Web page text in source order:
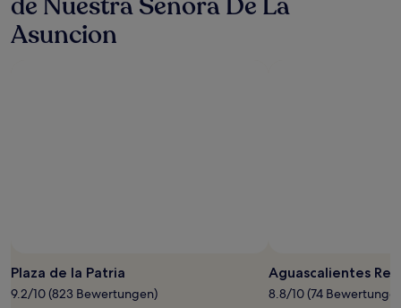
Asuncion
Plaza de la Patria
9.2/10 (823 Bewertungen)
Aguascalientes
8.8/10 (74